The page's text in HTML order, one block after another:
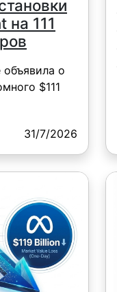
на 111
объявила о
$111
31/7/2026